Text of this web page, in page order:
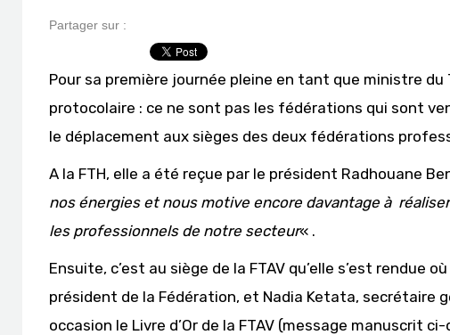
Partager sur :
Pour sa première journée pleine en tant que ministre
protocolaire : ce ne sont pas les fédérations qui sont
le déplacement aux sièges des deux fédérations
A la FTH, elle a été reçue par le président Radhouane
nos énergies et nous motive encore davantage à
les professionnels de notre secteur« .
Ensuite, c’est au siège de la FTAV qu’elle s’est rendue
président de la Fédération, et Nadia Ketata, secrétaire
occasion le Livre d’Or de la FTAV (message manuscrit